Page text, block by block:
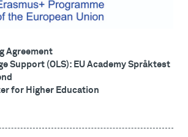
Agreement
Support (OLS): EU Academy Språktest
for Higher Education